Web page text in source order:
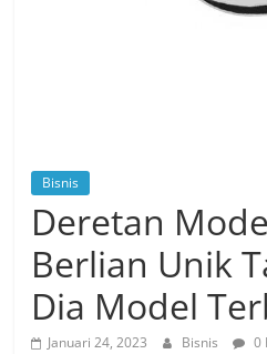
Bisnis
Deretan
Berlian Unik
Dia Model
Januari 24, 2023 Bisnis 0